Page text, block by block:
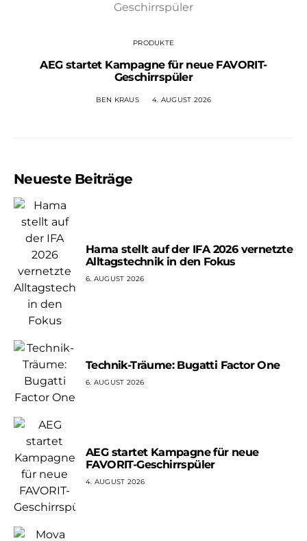
PRODUKTE
AEG startet Kampagne für neue FAVORIT-
Geschirrspüler
BEN KRAUS 4. AUGUST 2026
Neueste Beiträge
Hama stellt auf der IFA 2026 vernetzte
Alltagstechnik in den Fokus
6. AUGUST 2026
Technik-Träume: Bugatti Factor One
6. AUGUST 2026
AEG startet Kampagne für neue
FAVORIT-Geschirrspüler
4. AUGUST 2026